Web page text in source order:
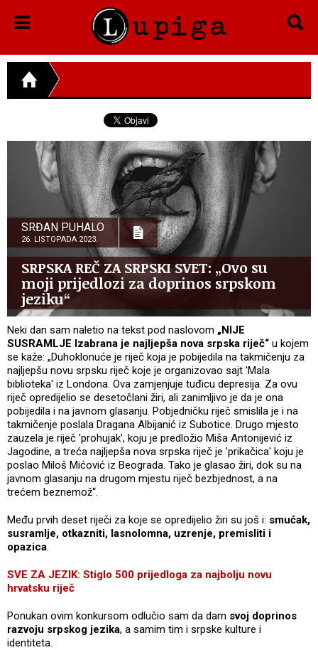
SRĐAN PUHALO
26. LISTOPADA 2023.
SRPSKA REČ ZA SRPSKI SVET: „Ovo su
moji prijedlozi za doprinos srpskom
jeziku“
Neki dan sam naletio na tekst pod naslovom „NIJE
SUSRAMLJE Izabrana je najljepša nova srpska riječ“ u kojem
se kaže: „Duhoklonuće je riječ koja je pobijedila na takmičenju za
najljepšu novu srpsku riječ koje je organizovao sajt 'Mala
biblioteka' iz Londona. Ova zamjenjuje tuđicu depresija. Za ovu
riječ opredijelio se desetočlani žiri, ali zanimljivo je da je ona
pobijedila i na javnom glasanju. Pobjedničku riječ smislila je i na
takmičenje poslala Dragana Albijanić iz Subotice. Drugo mjesto
zauzela je riječ 'prohujak', koju je predložio Miša Antonijević iz
Jagodine, a treća najljepša nova srpska riječ je 'prikačica' koju je
poslao Miloš Mićović iz Beograda. Tako je glasao žiri, dok su na
javnom glasanju na drugom mjestu riječ bezbjednost, a na
trećem beznemož“.
Među prvih deset riječi za koje se opredijelio žiri su još i: smućak,
susramlje, otkazniti, lasnolomna, uzrenje, premisliti i
opazica.
SVE ZA JEZIK: Stiglo 500 prijedloga za najbolju novu
hrvatsku riječ
Ponukan ovim konkursom odlučio sam da dam svoj doprinos
razvoju srpskog jezika, a samim tim i srpske kulture i
identiteta.